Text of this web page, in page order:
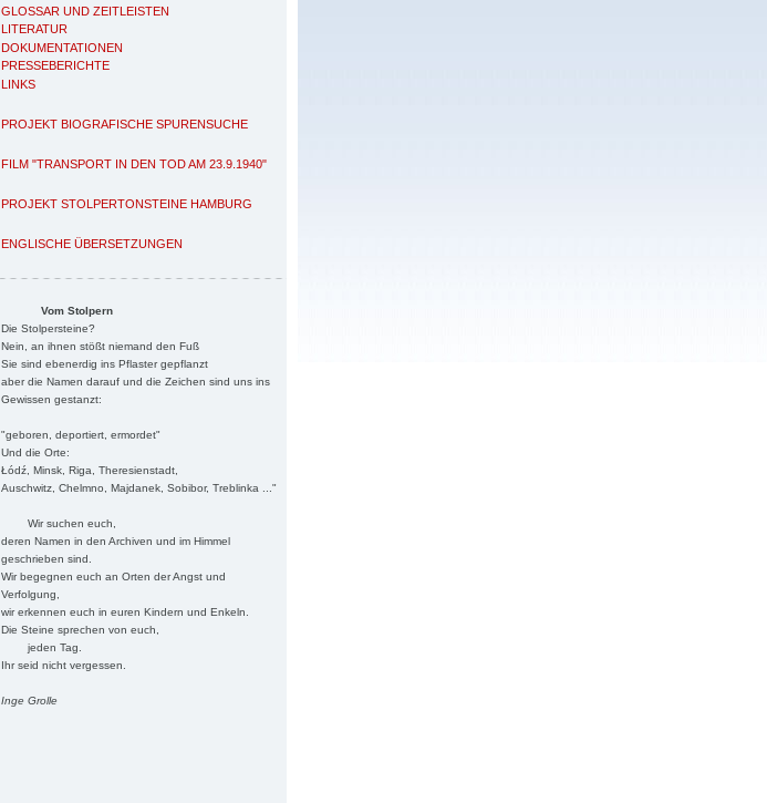
GLOSSAR UND ZEITLEISTEN
LITERATUR
DOKUMENTATIONEN
PRESSEBERICHTE
LINKS
PROJEKT BIOGRAFISCHE SPURENSUCHE
FILM "TRANSPORT IN DEN TOD AM 23.9.1940"
PROJEKT STOLPERTONSTEINE HAMBURG
ENGLISCHE ÜBERSETZUNGEN
Vom Stolpern
Die Stolpersteine?
Nein, an ihnen stößt niemand den Fuß
Sie sind ebenerdig ins Pflaster gepflanzt
aber die Namen darauf und die Zeichen sind uns ins
Gewissen gestanzt:
"geboren, deportiert, ermordet"
Und die Orte:
Łódź, Minsk, Riga, Theresienstadt,
Auschwitz, Chelmno, Majdanek, Sobibor, Treblinka ..."
Wir suchen euch,
deren Namen in den Archiven und im Himmel
geschrieben sind.
Wir begegnen euch an Orten der Angst und
Verfolgung,
wir erkennen euch in euren Kindern und Enkeln.
Die Steine sprechen von euch,
jeden Tag.
Ihr seid nicht vergessen.
Inge Grolle